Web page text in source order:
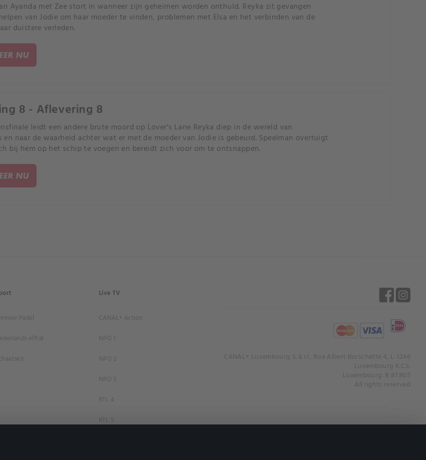
Ayanda met Zee stort in wanneer zijn geheimen worden onthuld. Reyka zit gevangen
van Jodie om haar moeder te vinden, problemen met Elsa en het verbinden van de
duistere verleden.
NU
8 - Aflevering 8
leidt een andere brute moord op Lover's Lane Reyka diep in de wereld van
en naar de waarheid achter wat er met de moeder van Jodie is gebeurd. Speelman overtuigt
bij hem op het schip te voegen en bereidt zich voor om te ontsnappen.
NU
Padel
elftal
Live TV
CANAL+ Action
NPO 1
NPO 2
NPO 3
RTL 4
RTL 5
CANAL+ Luxembourg S. à r.l., Rue Albert Borschette 4, L-1246
Luxembourg R.C.S.
Luxembourg: B 87.905
All rights reserved